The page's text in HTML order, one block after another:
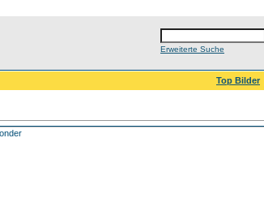
Erweiterte Suche
Top Bilder